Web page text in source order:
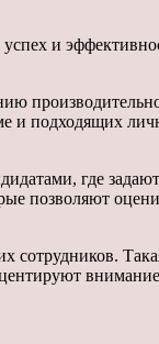
и
и подходящих
где
позволяют
сотрудников.
внимание